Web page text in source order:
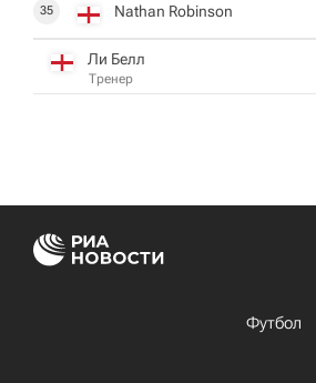
35 Nathan Robinson
Ли Белл
Тренер
Футбол